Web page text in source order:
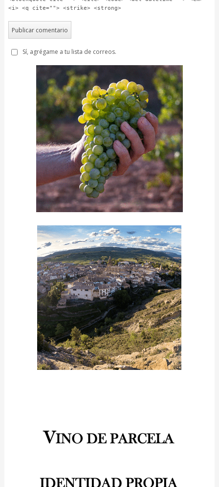
<i> <q cite=""> <strike> <strong>
Sí, agrégame a tu lista de correos.